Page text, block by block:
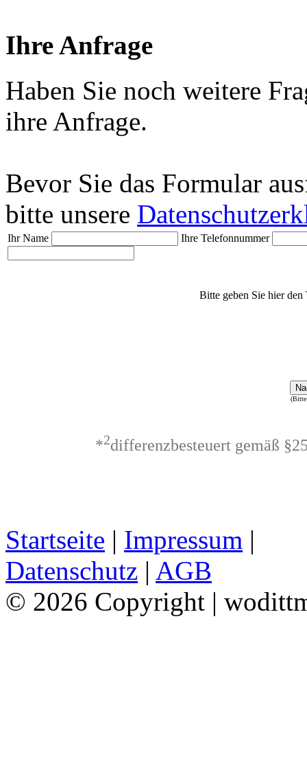
Ihre Anfrage
Haben Sie noch weitere
ihre Anfrage.
Bevor Sie das Formular
bitte unsere
Ihr Name Ihre Telefonnummer
Bitte geben Sie hier
(Bitte
*2differenzbesteuert gemäß
Startseite | Impressum |
Datenschutz | AGB
© 2026 Copyright |